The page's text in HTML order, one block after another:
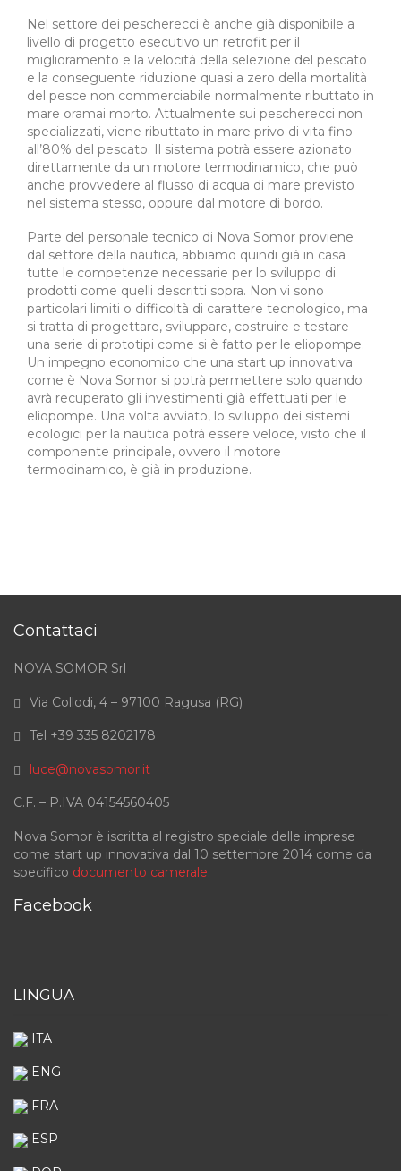
Nel settore dei pescherecci è anche già disponibile a
livello di progetto esecutivo un retrofit per il
miglioramento e la velocità della selezione del pescato
e la conseguente riduzione quasi a zero della mortalità
del pesce non commerciabile normalmente ributtato in
mare oramai morto. Attualmente sui pescherecci non
specializzati, viene ributtato in mare privo di vita fino
all’80% del pescato. Il sistema potrà essere azionato
direttamente da un motore termodinamico, che può
anche provvedere al flusso di acqua di mare previsto
nel sistema stesso, oppure dal motore di bordo.
Parte del personale tecnico di Nova Somor proviene
dal settore della nautica, abbiamo quindi già in casa
tutte le competenze necessarie per lo sviluppo di
prodotti come quelli descritti sopra. Non vi sono
particolari limiti o difficoltà di carattere tecnologico, ma
si tratta di progettare, sviluppare, costruire e testare
una serie di prototipi come si è fatto per le eliopompe.
Un impegno economico che una start up innovativa
come è Nova Somor si potrà permettere solo quando
avrà recuperato gli investimenti già effettuati per le
eliopompe. Una volta avviato, lo sviluppo dei sistemi
ecologici per la nautica potrà essere veloce, visto che il
componente principale, ovvero il motore
termodinamico, è già in produzione.
Contattaci
NOVA SOMOR Srl
Via Collodi, 4 – 97100 Ragusa (RG)
Tel +39 335 8202178
luce@novasomor.it
C.F. – P.IVA 04154560405
Nova Somor è iscritta al registro speciale delle imprese
come start up innovativa dal 10 settembre 2014 come da
specifico documento camerale.
Facebook
LINGUA
ITA
ENG
FRA
ESP